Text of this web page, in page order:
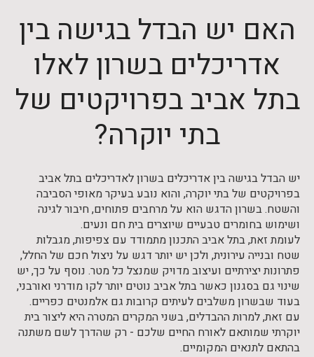
האם יש הבדל בגישה בין
אדריכלים בשרון לאלו
בתל אביב בפרויקטים של
בתי יוקרה?
יש הבדל בגישה בין אדריכלים בשרון לאדריכלים בתל אביב
בפרויקטים של בתי יוקרה, והוא נובע בעיקר מאופי הסביבה
והשטח. בשרון הדגש הוא על מרחבים פתוחים, חיבור לגינה
ושימוש בחומרים טבעיים שיוצרים בית חם ונעים.
לעומת זאת, בתל אביב התכנון מתמודד עם צפיפות, מגבלות
שטח ובנייה עירונית, ולכן יש יותר דגש על ניצול חכם של החלל,
פתרונות יצירתיים ועיצוב מדויק שמנצל כל מטר. נוסף על כך, יש
שינוי גם בסגנון כאשר בתל אביב נוטים יותר לקו מודרני ואורבני,
בעוד שבשרון משלבים לעיתים קרובות גם אלמנטים כפריים.
עם זאת, למרות ההבדלים, בשני המקרים המטרה היא ליצור בית
יוקרתי שמותאם לאורח החיים שלכם - רק שהדרך לשם משתנה
בהתאם לתנאים המקומיים.